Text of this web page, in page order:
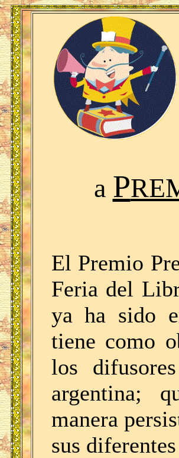
a P
El Premio
Feria del
ya ha sido
tiene como
los
argentina;
manera
sus